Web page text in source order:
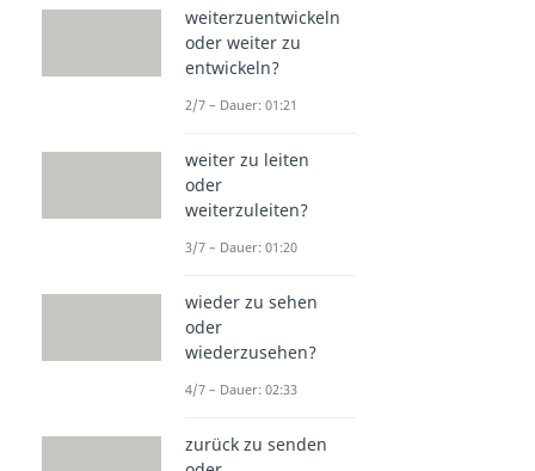
weiterzuentwickeln
oder weiter zu
entwickeln?
2/7 – Dauer: 01:21
weiter zu leiten
oder
weiterzuleiten?
3/7 – Dauer: 01:20
wieder zu sehen
oder
wiederzusehen?
4/7 – Dauer: 02:33
zurück zu senden